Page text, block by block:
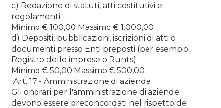
c) Redazione di statuti, atti costitutivi e
regolamenti -
Minimo € 100,00 Massimo € 1.000,00
d) Depositi, pubblicazioni, iscrizioni di atti o
documenti presso Enti preposti (per esempio
Registro delle imprese o Runts)
Minimo € 50,00 Massimo € 500,00
Art. 17 - Amministrazione di aziende
Gli onorari per l'amministrazione di aziende
devono essere preconcordati nel rispetto dei